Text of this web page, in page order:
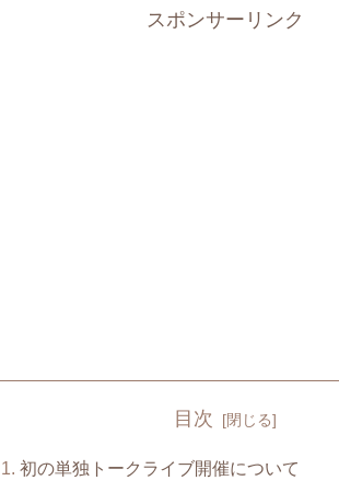
スポンサーリンク
目次
初の単独トークライブ開催について